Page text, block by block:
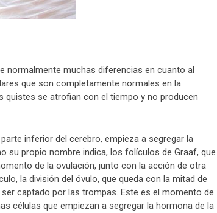
normalmente muchas diferencias en cuanto al
que son completamente normales en la
quistes se atrofian con el tiempo y no producen
inferior del cerebro, empieza a segregar la
su propio nombre indica, los folículos de Graaf, que
de la ovulación, junto con la acción de otra
la división del óvulo, que queda con la mitad de
captado por las trompas. Este es el momento de
células que empiezan a segregar la hormona de la